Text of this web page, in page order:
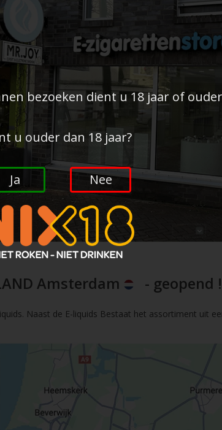
Amsterdam - geopend !
Naast de E-liquids Bestaat het assortiment uit
bezoeken dient u 18 jaar of
u ouder dan 18 jaar?
Ja Nee